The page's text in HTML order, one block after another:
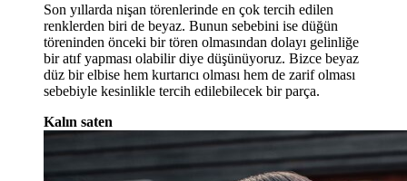
Son yıllarda nişan törenlerinde en çok tercih edilen
renklerden biri de beyaz. Bunun sebebini ise düğün
töreninden önceki bir tören olmasından dolayı gelinliğe
bir atıf yapması olabilir diye düşünüyoruz. Bizce beyaz
düz bir elbise hem kurtarıcı olması hem de zarif olması
sebebiyle kesinlikle tercih edilebilecek bir parça.
Kalın saten